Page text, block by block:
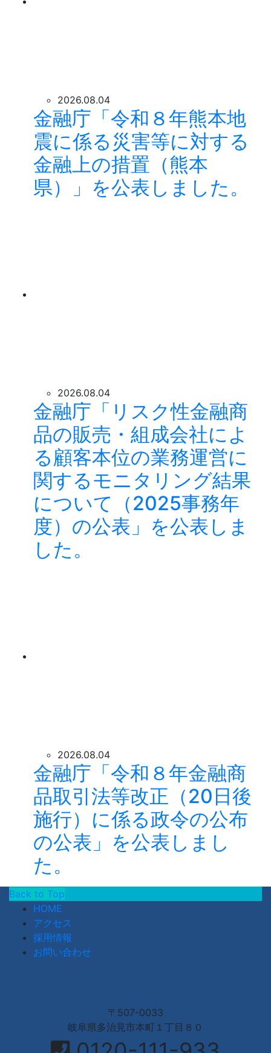
2026.08.04
金融庁「令和８年熊本地
震に係る災害等に対する
金融上の措置（熊本
県）」を公表しました。
2026.08.04
金融庁「リスク性金融商
品の販売・組成会社によ
る顧客本位の業務運営に
関するモニタリング結果
について（2025事務年
度）の公表」を公表しま
した。
2026.08.04
金融庁「令和８年金融商
品取引法等改正（20日後
施行）に係る政令の公布
の公表」を公表しまし
た。
Back to Top
HOME
アクセス
採用情報
お問い合わせ
〒507-0033
岐阜県多治見市本町１丁目８０